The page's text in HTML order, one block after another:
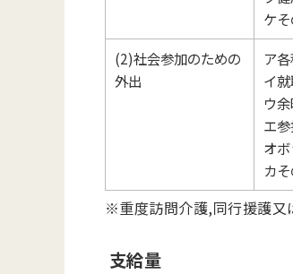
ケ
(2)社会参加のための
外出
ア
イ
ウ
エ
オ
カ
※重度訪問介護,同行援護又
支給量